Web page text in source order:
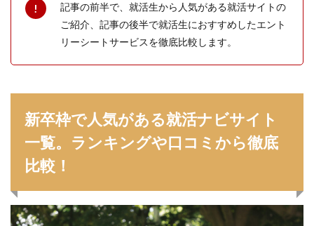
記事の前半で、就活生から人気がある就活サイトの
ご紹介、記事の後半で就活生におすすめしたエント
リーシートサービスを徹底比較します。
新卒枠で人気がある就活ナビサイト
一覧。ランキングや口コミから徹底
比較！